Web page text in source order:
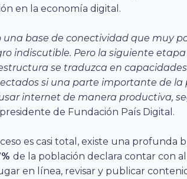
en la economía digital.
base de conectividad que muy
indiscutible. Pero la siguiente
se traduzca en
si una parte importante de la
internet de manera productiva,
de Fundación País Digital.
es casi total, existe una profunda
de la población declara contar con
en línea, revisar y publicar